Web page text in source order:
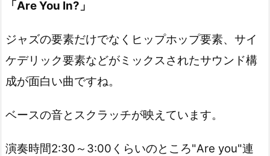
「Are You In?」
ジャズの要素だけでなくヒップホップ要素、サイ
ケデリック要素などがミックスされたサウンド構
成が面白い曲ですね。
ベースの音とスクラッチが映えています。
演奏時間2:30～3:00くらいのところ"Are you"連